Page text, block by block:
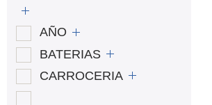
AÑO
BATERIAS
CARROCERIA